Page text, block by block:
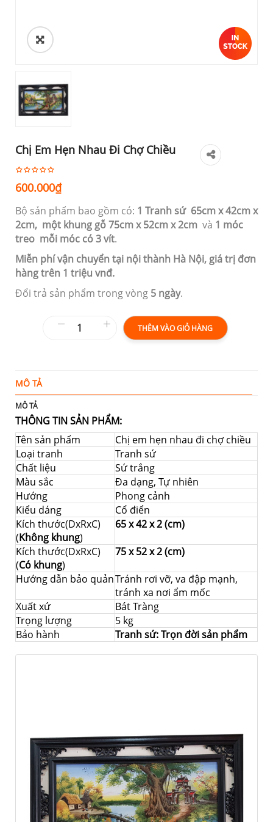
Chị Em Hẹn Nhau Đi Chợ Chiều
600.000₫
Bộ sản phẩm bao gồm có: 1 Tranh sứ 65cmx 42cm x
2cm, một khung gỗ 75cm x 52cm x 2cm và 1 móc
treo mỗi móc có 3 vít.
Miễn phí vận chuyển tại nội thành Hà Nội, giá trị đơn
hàng trên 1 triệu vnđ.
Đổi trả sản phẩm trong vòng 5 ngày.
THÊM VÀO GIỎ HÀNG
MÔ TẢ
MÔ TẢ
THÔNG TIN SẢN PHẨM:
Tên sản phẩm
Chị em hẹn nhau đi chợ chiều
Loại tranh
Tranh sứ
Chất liệu
Sứ trắng
Màu sắc
Đa dạng, Tự nhiên
Hướng
Phong cảnh
Kiểu dáng
Cổ điển
Kích thước(DxRxC)
(Không khung)
65 x 42 x 2 (cm)
Kích thước(DxRxC)
(Có khung)
75 x 52 x 2 (cm)
Hướng dẫn bảo quảnTránh rơi vỡ, va đập mạnh,
tránh xa nơi ẩm mốc
Xuất xứ
Bát Tràng
Trọng lượng
5 kg
Bảo hành
Tranh sứ: Trọn đời sản phẩm